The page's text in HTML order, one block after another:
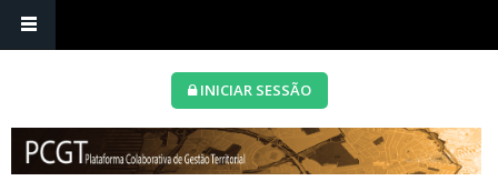
INICIAR SESSÃO